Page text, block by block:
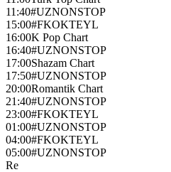
11:40#UZNONSTOP
15:00#FKOKTEYL
16:00K Pop Chart
16:40#UZNONSTOP
17:00Shazam Chart
17:50#UZNONSTOP
20:00Romantik Chart
21:40#UZNONSTOP
23:00#FKOKTEYL
01:00#UZNONSTOP
04:00#FKOKTEYL
05:00#UZNONSTOP
Re